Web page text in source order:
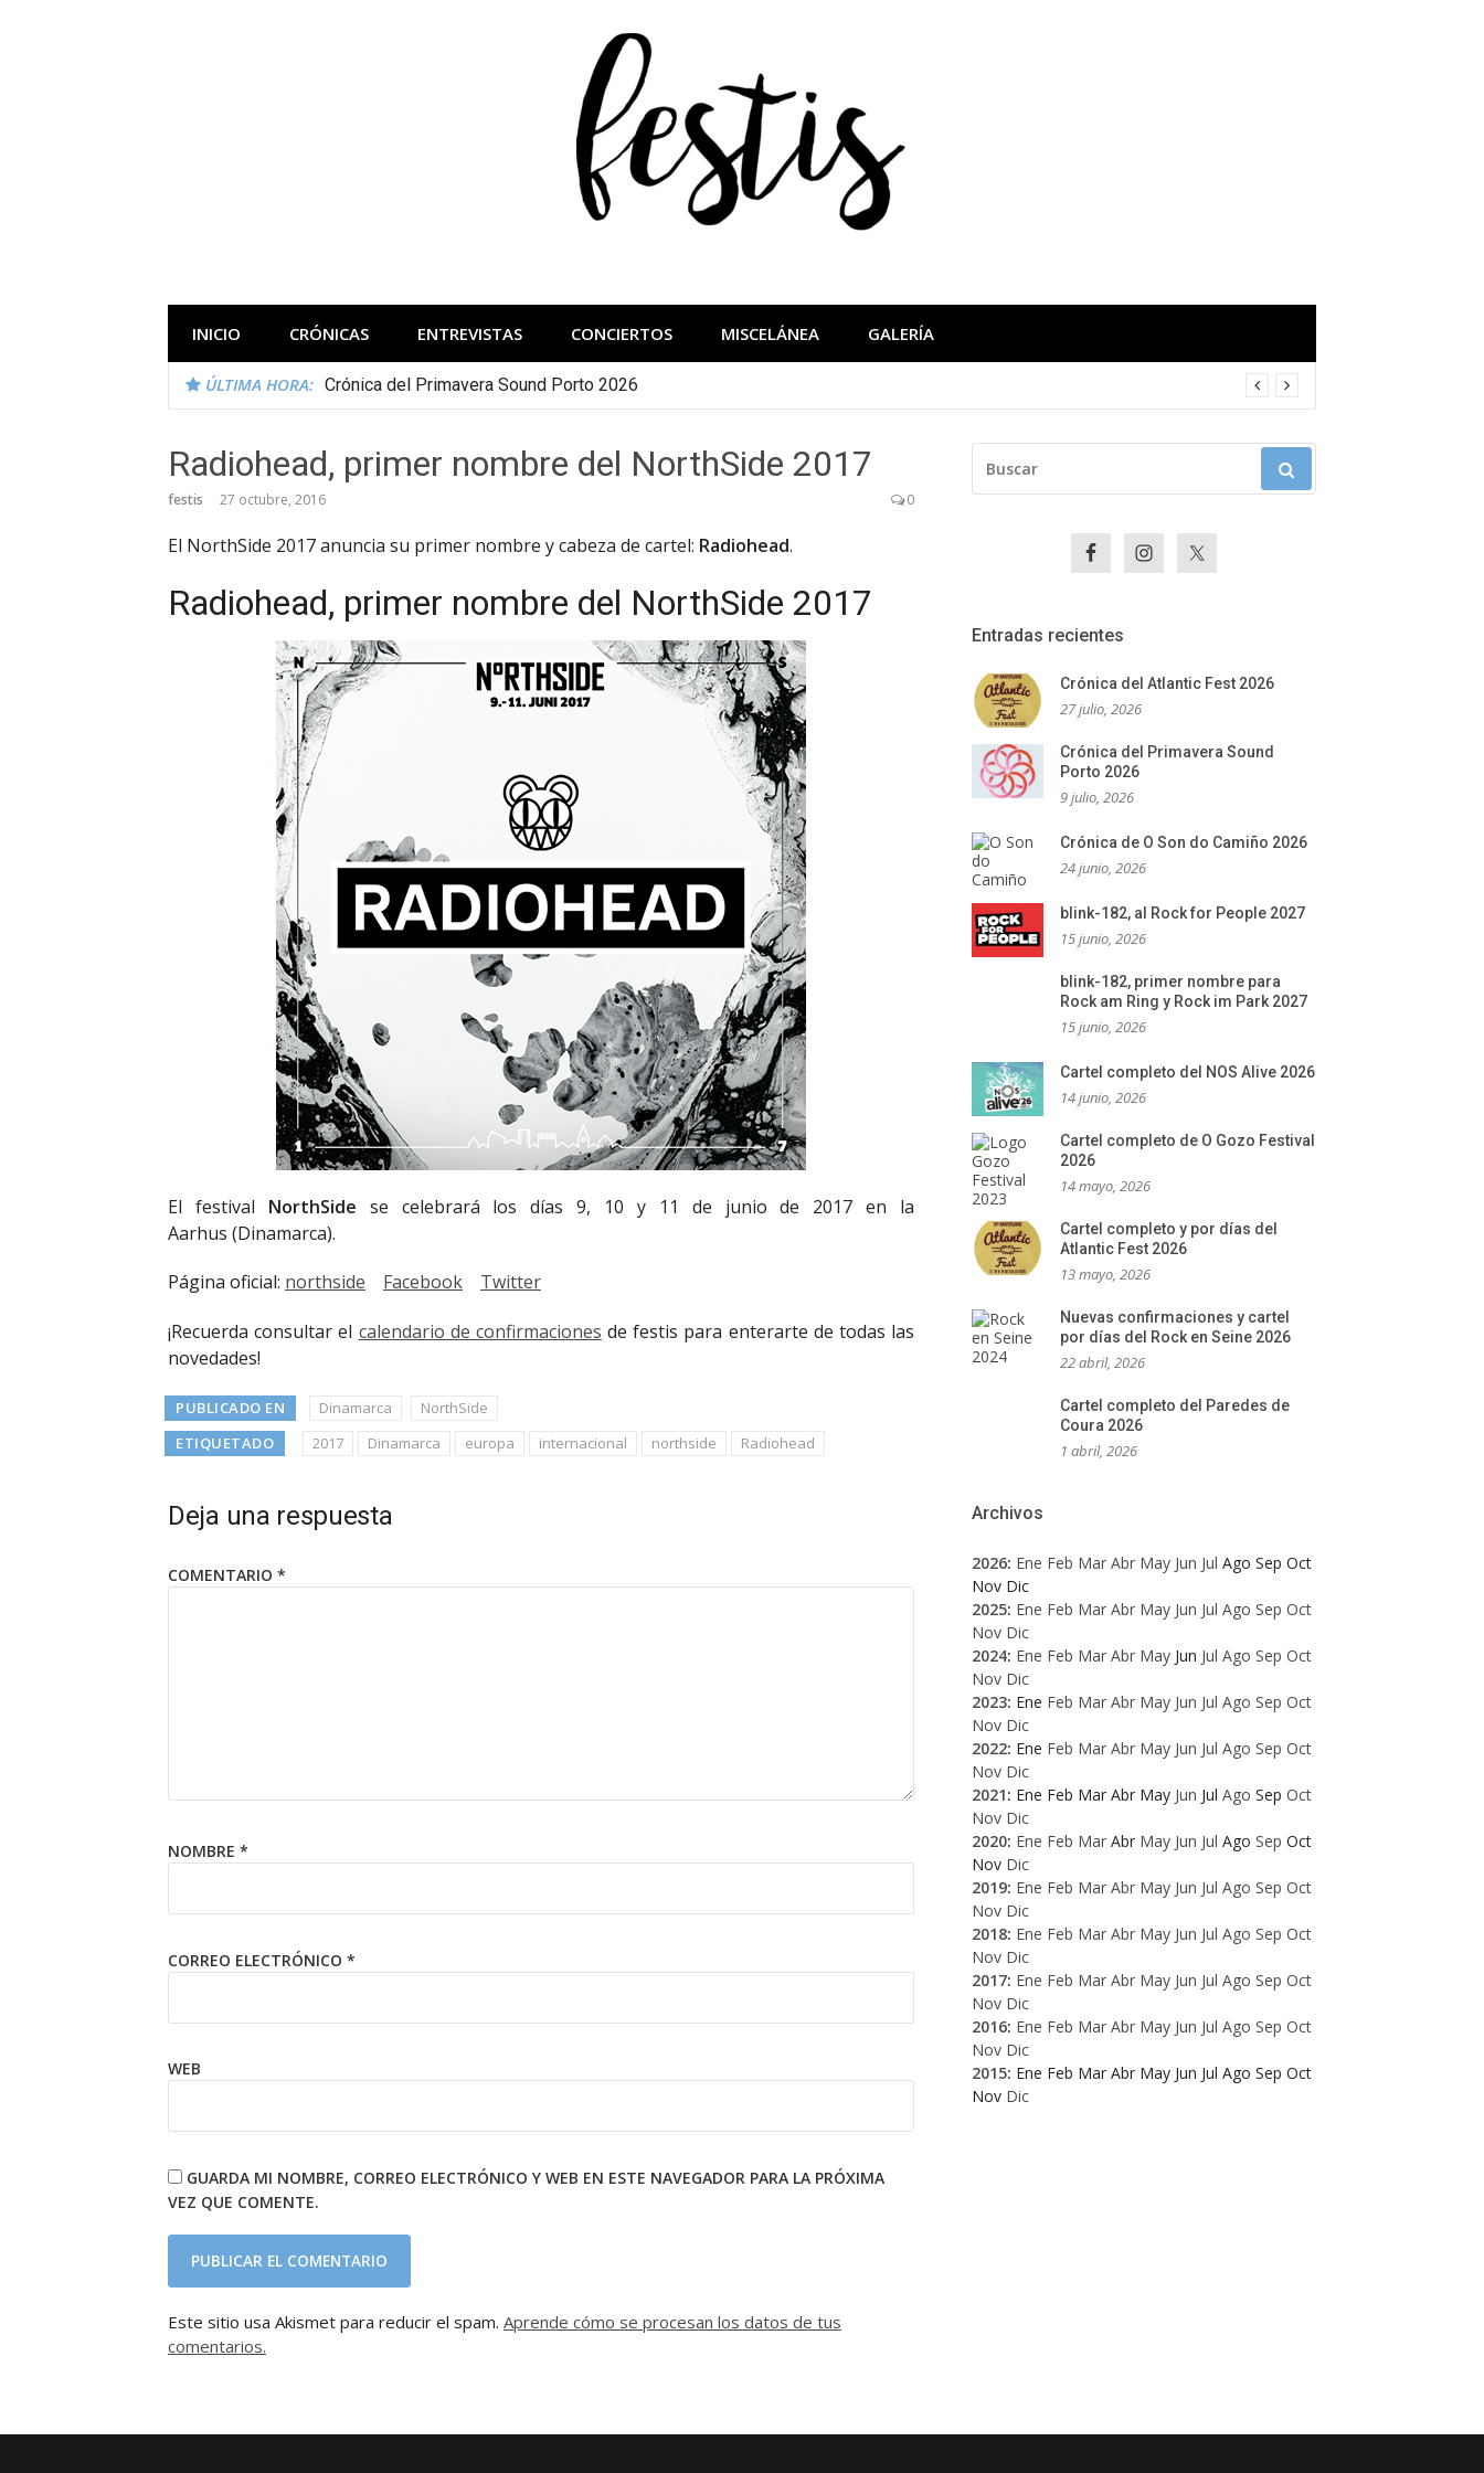
INICIO CRÓNICAS ENTREVISTAS CONCIERTOS MISCELÁNEA GALERÍA
ÚLTIMA HORA: Crónica del Primavera Sound Porto 2026
Radiohead, primer nombre del NorthSide 2017
festis 27 octubre, 2016 0
El NorthSide 2017 anuncia su primer nombre y cabeza de cartel: Radiohead.
Radiohead, primer nombre del NorthSide 2017
El festival NorthSide se celebrará los días 9, 10 y 11 de junio de 2017 en la
Aarhus (Dinamarca).
Página oficial: northside Facebook Twitter
¡Recuerda consultar el calendario de confirmaciones de festis para enterarte de todas las
novedades!
PUBLICADO EN Dinamarca
NorthSide
ETIQUETADO
2017 Dinamarca europa internacional northside Radiohead
Deja una respuesta
COMENTARIO *
NOMBRE *
CORREO ELECTRÓNICO *
WEB
GUARDA MI NOMBRE, CORREO ELECTRÓNICO Y WEB EN ESTE NAVEGADOR PARA LA PRÓXIMA
VEZ QUE COMENTE.
Este sitio usa Akismet para reducir el spam. Aprende cómo se procesan los datos de tus
comentarios.
Entradas recientes
Crónica del Atlantic Fest 2026
27 julio, 2026
Crónica del Primavera Sound
Porto 2026
9 julio, 2026
Crónica de O Son do Camiño 2026
24 junio, 2026
blink-182, al Rock for People 2027
15 junio, 2026
blink-182, primer nombre para
Rock am Ring y Rock im Park 2027
15 junio, 2026
Cartel completo del NOS Alive 2026
14 junio, 2026
Cartel completo de O Gozo Festival
2026
14 mayo, 2026
Cartel completo y por días del
Atlantic Fest 2026
13 mayo, 2026
Nuevas confirmaciones y cartel
por días del Rock en Seine 2026
22 abril, 2026
Cartel completo del Paredes de
Coura 2026
1 abril, 2026
Archivos
2026: Ene Feb Mar Abr May Jun Jul Ago Sep Oct
Nov Dic
2025: Ene Feb Mar Abr May Jun Jul Ago Sep Oct
Nov Dic
2024: Ene Feb Mar Abr May Jun Jul Ago Sep Oct
Nov Dic
2023: Ene Feb Mar Abr May Jun Jul Ago Sep Oct
Nov Dic
2022: Ene Feb Mar Abr May Jun Jul Ago Sep Oct
Nov Dic
2021: Ene Feb Mar Abr May Jun Jul Ago Sep Oct
Nov Dic
2020: Ene Feb Mar Abr May Jun Jul Ago Sep Oct
Nov Dic
2019: Ene Feb Mar Abr May Jun Jul Ago Sep Oct
Nov Dic
2018: Ene Feb Mar Abr May Jun Jul Ago Sep Oct
Nov Dic
2017: Ene Feb Mar Abr May Jun Jul Ago Sep Oct
Nov Dic
2016: Ene Feb Mar Abr May Jun Jul Ago Sep Oct
Nov Dic
2015: Ene Feb Mar Abr May Jun Jul Ago Sep Oct
Nov Dic